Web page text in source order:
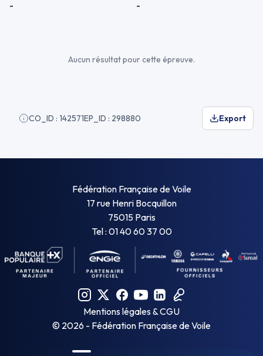
-
-
Aucun résultat pour cette épreuve.
CO_ID : 142571EP_ID : 298880 Export
Fédération Française de Voile
17 rue Henri Bocquillon
75015 Paris
Tel : 01 40 60 37 00
Mentions légales & CGU
© 2026 - Fédération Française de Voile